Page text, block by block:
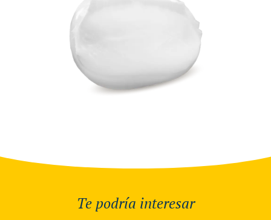
Te podría interesar